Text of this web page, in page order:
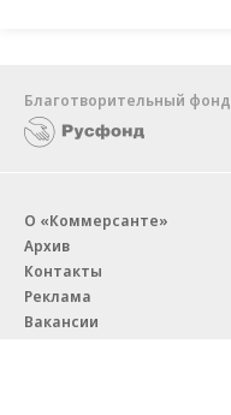
Благотворительный фонд
О «Коммерсанте»
Архив
Контакты
Реклама
Вакансии